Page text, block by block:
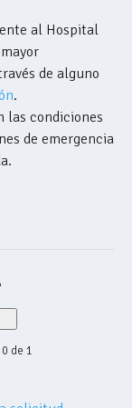
al Hospital
de alguno
.
las condiciones
de emergencia
de 1